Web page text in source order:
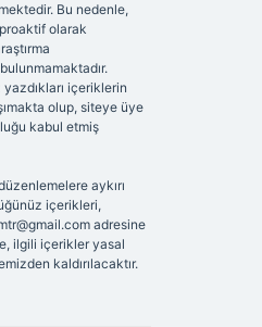
Bu nedenle,
olarak
içeriklerin
olup, siteye üye
kabul etmiş
aykırı
içerikleri,
adresine
ilgili içerikler yasal
kaldırılacaktır.